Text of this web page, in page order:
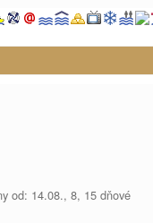
od: 14.08., 8, 15 dňové